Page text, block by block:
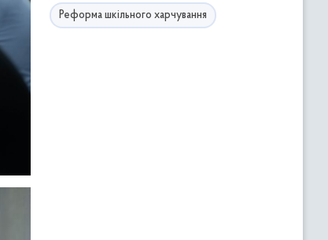
Реформа шкільного харчування